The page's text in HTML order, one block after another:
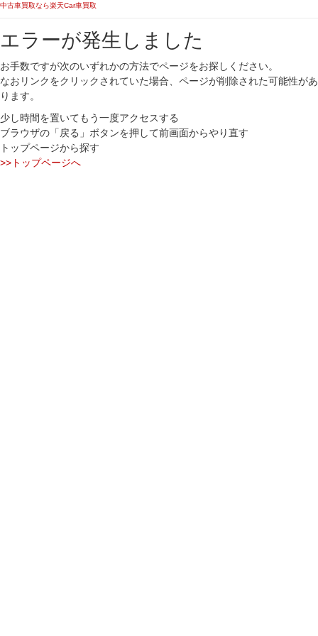
中古車買取なら楽天Car車買取
エラーが発生しました
お手数ですが次のいずれかの方法でページをお探しください。
なおリンクをクリックされていた場合、ページが削除された可能性があ
ります。
少し時間を置いてもう一度アクセスする
ブラウザの「戻る」ボタンを押して前画面からやり直す
トップページから探す
>>トップページへ